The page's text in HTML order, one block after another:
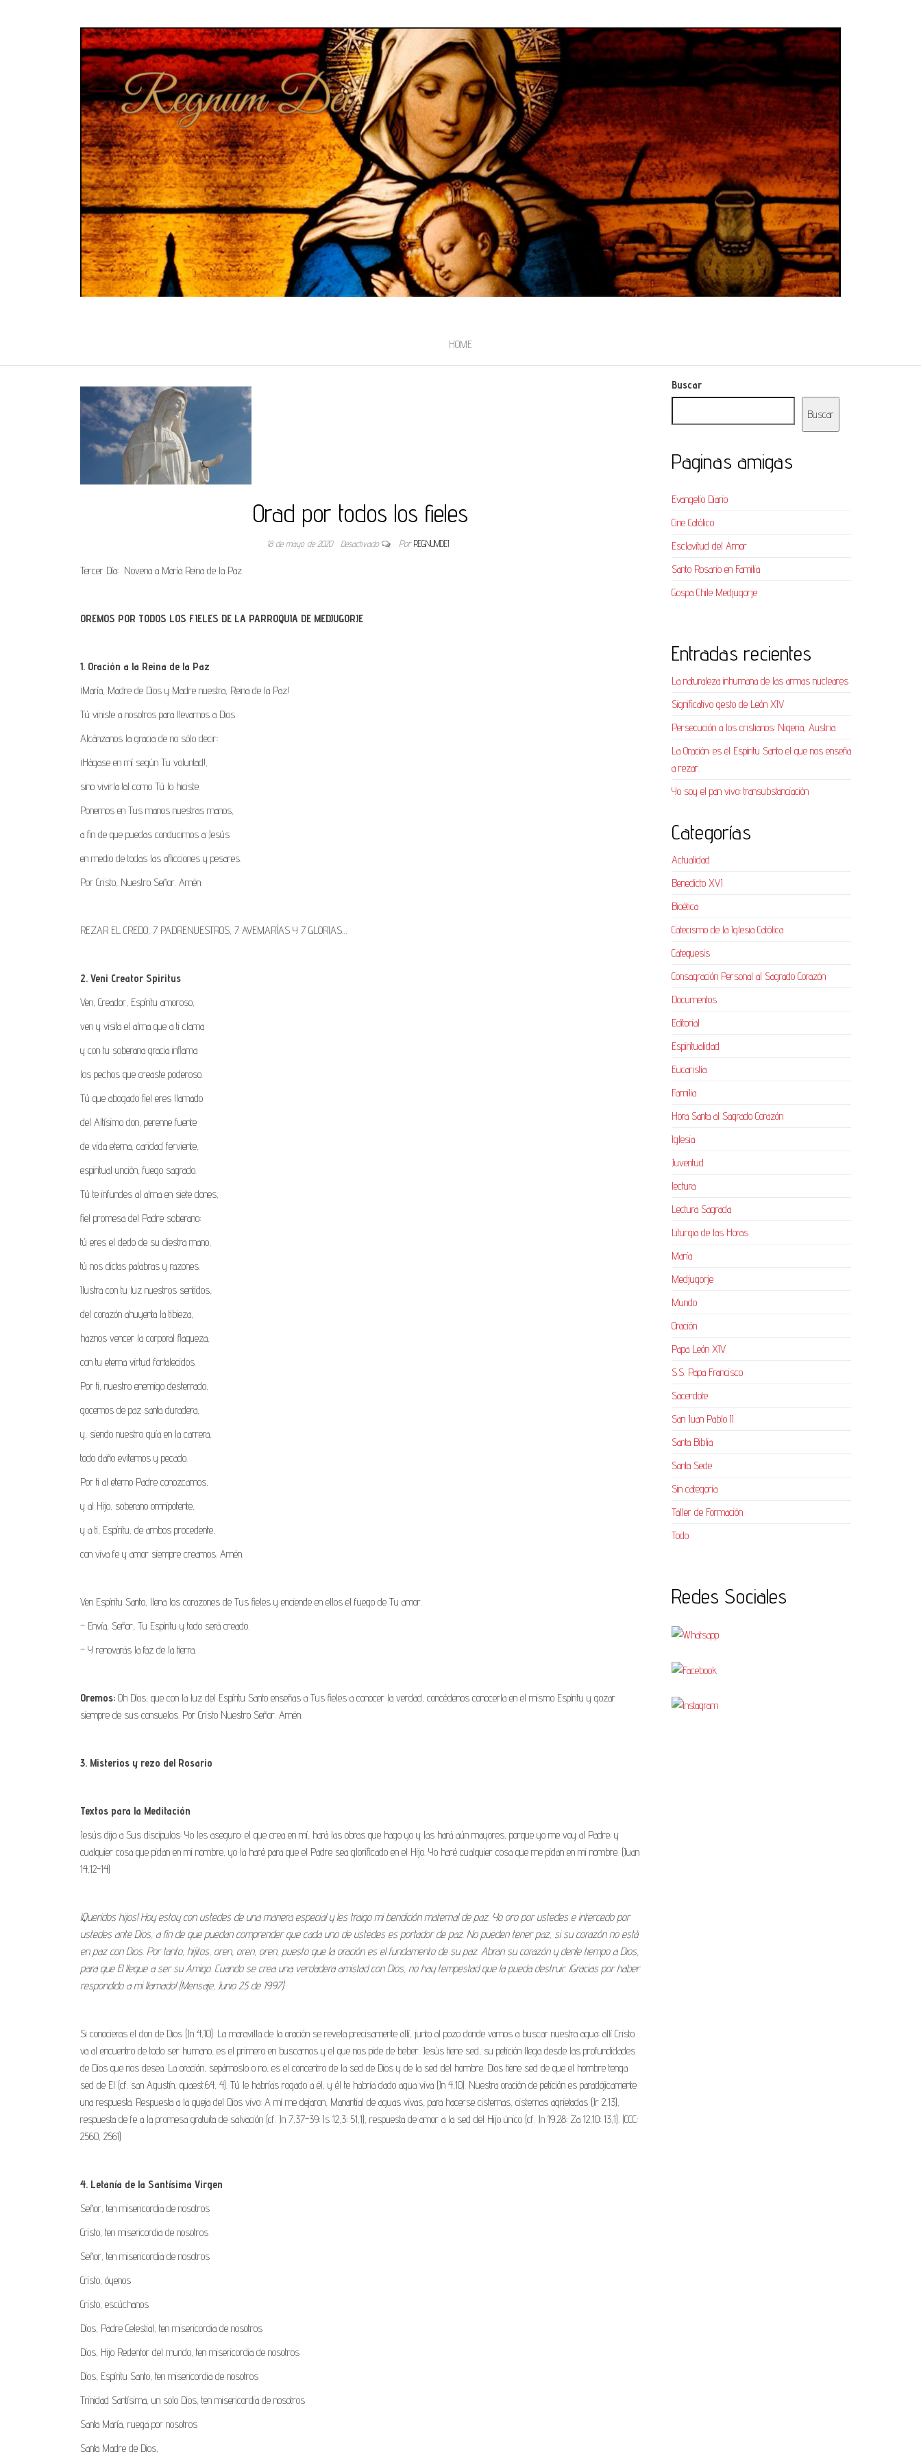
HOME
Orad por todos los fieles
18 de mayo de 2020 Desactivado Por REGNUMDEI
Tercer Día: Novena a María Reina de la Paz
OREMOS POR TODOS LOS FIELES DE LA PARROQUIA DE MEDJUGORJE
1. Oración a la Reina de la Paz
¡María, Madre de Dios y Madre nuestra, Reina de la Paz!
Tú viniste a nosotros para llevarnos a Dios.
Alcánzanos la gracia de no sólo decir:
¡Hágase en mí según Tu voluntad!,
sino vivirla tal como Tú lo hiciste.
Ponemos en Tus manos nuestras manos,
a fin de que puedas conducirnos a Jesús
en medio de todas las aflicciones y pesares.
Por Cristo, Nuestro Señor. Amén.
REZAR EL CREDO, 7 PADRENUESTROS, 7 AVEMARÍAS Y 7 GLORIAS…
2. Veni Creator Spiritus
Ven, Creador, Espíritu amoroso,
ven y visita el alma que a ti clama
y con tu soberana gracia inflama
los pechos que creaste poderoso.
Tú que abogado fiel eres llamado
del Altísimo don, perenne fuente
de vida eterna, caridad ferviente,
espiritual unción, fuego sagrado.
Tú te infundes al alma en siete dones,
fiel promesa del Padre soberano;
tú eres el dedo de su diestra mano,
tú nos dictas palabras y razones.
Ilustra con tu luz nuestros sentidos,
del corazón ahuyenta la tibieza,
haznos vencer la corporal flaqueza,
con tu eterna virtud fortalecidos.
Por ti, nuestro enemigo desterrado,
gocemos de paz santa duradera,
y, siendo nuestro guía en la carrera,
todo daño evitemos y pecado.
Por ti al eterno Padre conozcamos,
y al Hijo, soberano omnipotente,
y a ti, Espíritu, de ambos procedente,
con viva fe y amor siempre creamos. Amén.
Ven Espíritu Santo, llena los corazones de Tus fieles y enciende en ellos el fuego de Tu amor.
– Envía, Señor, Tu Espíritu y todo será creado.
– Y renovarás la faz de la tierra.
Oremos: Oh Dios, que con la luz del Espíritu Santo enseñas a Tus fieles a conocer la verdad, concédenos conocerla en el mismo Espíritu y gozar
siempre de sus consuelos. Por Cristo Nuestro Señor. Amén.
3. Misterios y rezo del Rosario
Textos para la Meditación
Jesús dijo a Sus discípulos: Yo les aseguro: el que crea en mí, hará las obras que hago yo y las hará aún mayores, porque yo me voy al Padre; y
cualquier cosa que pidan en mi nombre, yo la haré para que el Padre sea glorificado en el Hijo. Yo haré cualquier cosa que me pidan en mi nombre. (Juan
14,12-14)
¡Queridos hijos! Hoy estoy con ustedes de una manera especial y les traigo mi bendición maternal de paz. Yo oro por ustedes e intercedo por
ustedes ante Dios, a fin de que puedan comprender que cada uno de ustedes es portador de paz. No pueden tener paz, si su corazón no está
en paz con Dios. Por tanto, hijitos, oren, oren, oren, puesto que la oración es el fundamento de su paz. Abran su corazón y denle tiempo a Dios,
para que El llegue a ser su Amigo. Cuando se crea una verdadera amistad con Dios, no hay tempestad que la pueda destruir. ¡Gracias por haber
respondido a mi llamado! (Mensaje, Junio 25 de 1997)
Si conocieras el don de Dios (Jn 4,10). La maravilla de la oración se revela precisamente allí, junto al pozo donde vamos a buscar nuestra agua: allí Cristo
va al encuentro de todo ser humano, es el primero en buscarnos y el que nos pide de beber. Jesús tiene sed, su petición llega desde las profundidades
de Dios que nos desea. La oración, sepámoslo o no, es el concentro de la sed de Dios y de la sed del hombre. Dios tiene sed de que el hombre tenga
sed de El (cf. san Agustín, quaest.64, 4). Tú le habrías rogado a él, y él te habría dado agua viva (Jn 4,10). Nuestra oración de petición es paradójicamente
una respuesta. Respuesta a la queja del Dios vivo: A mí me dejaron, Manantial de aguas vivas, para hacerse cisternas, cisternas agrietadas (Jr 2,13),
respuesta de fe a la promesa gratuita de salvación (cf. Jn 7,37-39; Is 12,3; 51,1), respuesta de amor a la sed del Hijo único (cf. Jn 19,28; Za 12,10; 13,1). (CCC:
2560, 2561)
4. Letanía de la Santísima Virgen
Señor, ten misericordia de nosotros
Cristo, ten misericordia de nosotros
Señor, ten misericordia de nosotros
Cristo, óyenos
Cristo, escúchanos
Dios, Padre Celestial, ten misericordia de nosotros
Dios, Hijo Redentor del mundo, ten misericordia de nosotros
Dios, Espíritu Santo, ten misericordia de nosotros
Trinidad Santísima, un solo Dios, ten misericordia de nosotros
Santa María, ruega por nosotros
Santa Madre de Dios,
Buscar
Buscar
Paginas amigas
Evangelio Diario
Cine Católico
Esclavitud del Amor
Santo Rosario en Familia
Gospa Chile Medjugorje
Entradas recientes
La naturaleza inhumana de las armas nucleares
Significativo gesto de León XIV
Persecución a los cristianos: Nigeria, Austria
La Oración: es el Espíritu Santo el que nos enseña
a rezar.
Yo soy el pan vivo: transubstanciación
Categorías
Actualidad
Benedicto XVI
Bioética
Catecismo de la Iglesia Católica
Catequesis
Consagración Personal al Sagrado Corazón
Documentos
Editorial
Espiritualidad
Eucaristía
Familia
Hora Santa al Sagrado Corazón
Iglesia
Juventud
lectura
Lectura Sagrada
Liturgia de las Horas
María
Medjugorje
Mundo
Oración
Papa León XIV
S.S. Papa Francisco
Sacerdote
San Juan Pablo II
Santa Biblia
Santa Sede
Sin categoría
Taller de Formación
Todo
Redes Sociales